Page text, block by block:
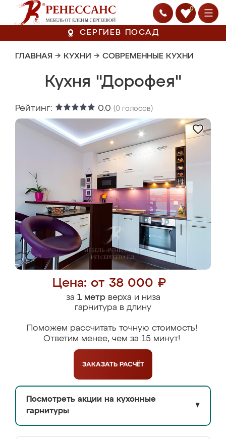
0
СЕРГИЕВ ПОСАД
ГЛАВНАЯ → КУХНИ → СОВРЕМЕННЫЕ КУХНИ
Кухня "Дорофея"
Рейтинг: 0.0 (0 голосов)
Цена: от 38 000 ₽
за 1 метрверха и низа
гарнитура в длину
Поможем рассчитать точную стоимость!
Ответим менее, чем за 15 минут!
ЗАКАЗАТЬ РАСЧЁТ
Посмотреть акции на кухонные
гарнитуры
▼